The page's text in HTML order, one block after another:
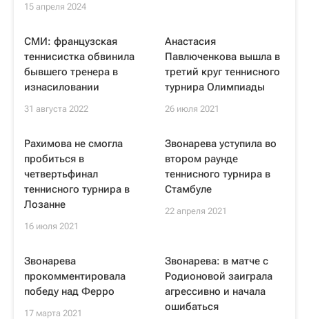
15 апреля 2024
СМИ: французская
теннисистка обвинила
бывшего тренера в
изнасиловании
31 августа 2022
Анастасия
Павлюченкова вышла в
третий круг теннисного
турнира Олимпиады
26 июля 2021
Рахимова не смогла
пробиться в
четвертьфинал
теннисного турнира в
Лозанне
16 июля 2021
Звонарева уступила во
втором раунде
теннисного турнира в
Стамбуле
22 апреля 2021
Звонарева
прокомментировала
победу над Ферро
17 марта 2021
Звонарева: в матче с
Родионовой заиграла
агрессивно и начала
ошибаться